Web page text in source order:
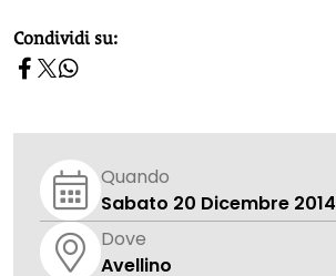
homepage h2
Condividi su:
Quando
Sabato 20 Dicembre 2014
Dove
Avellino